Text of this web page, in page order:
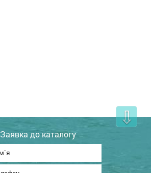
Заявка до каталогу
⇩